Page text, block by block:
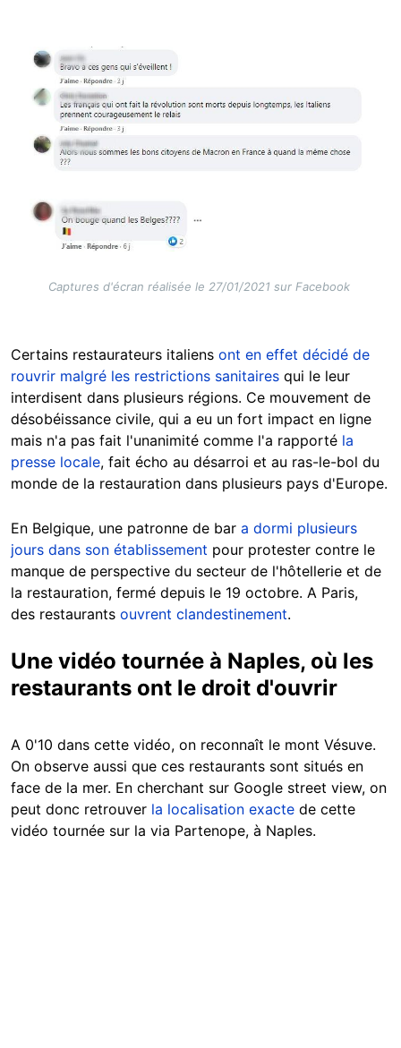
Image
Image
Captures d'écran réalisée le 27/01/2021 sur Facebook
Certains restaurateurs italiens ont en effet décidé de
rouvrir malgré les restrictions sanitaires qui le leur
interdisent dans plusieurs régions. Ce mouvement de
désobéissance civile, qui a eu un fort impact en ligne
mais n'a pas fait l'unanimité comme l'a rapporté la
presse locale, fait écho au désarroi et au ras-le-bol du
monde de la restauration dans plusieurs pays d'Europe.
En Belgique, une patronne de bar a dormi plusieurs
jours dans son établissement pour protester contre le
manque de perspective du secteur de l'hôtellerie et de
la restauration, fermé depuis le 19 octobre. A Paris,
des restaurants ouvrent clandestinement.
Une vidéo tournée à Naples, où les
restaurants ont le droit d'ouvrir
A 0'10 dans cette vidéo, on reconnaît le mont Vésuve.
On observe aussi que ces restaurants sont situés en
face de la mer. En cherchant sur Google street view, on
peut donc retrouver la localisation exacte de cette
vidéo tournée sur la via Partenope, à Naples.